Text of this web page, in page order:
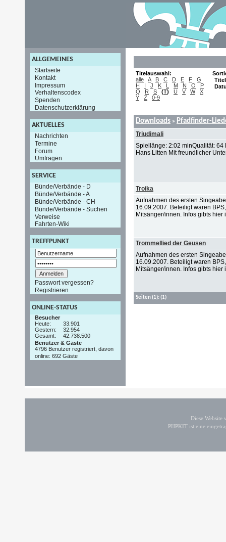
ALLGEMEINES
Startseite
Kontakt
Impressum
Verhaltenscodex
Spenden
Datenschutzerklärung
AKTUELLES
Nachrichten
Termine
Forum
Umfragen
SERVICE
Bünde/Verbände - D
Bünde/Verbände - A
Bünde/Verbände - CH
Bünde/Verbände - Suchen
Verweise
Fahrten-Wiki
TREFFPUNKT
Passwort vergessen?
Registrieren
ONLINE-STATUS
Besucher
Heute:
33.901
Gestern:
32.954
Gesamt:
42.738.500
Benutzer & Gäste
4796 Benutzer registriert, davon
online: 692 Gäste
Titelauswahl:
alle
A B C D E F
G
H
I J K L M N O
P
Q
R S (T) U V W
X
Y
Z 0-9
Titel
Downloads » Pfadfinder-
Triudimali
Spiellänge: 2:02 minQualität: 64
Hans Litten Mit freundlicher
Troika
Aufnahmen des ersten
16.09.2007. Beteiligt waren
Mitsänger/innen. Infos gibts
Trommellied der Geusen
Aufnahmen des ersten
16.09.2007. Beteiligt waren
Mitsänger/innen. Infos gibts
Seiten(1): (1)
Diese
PHPKIT ist eine